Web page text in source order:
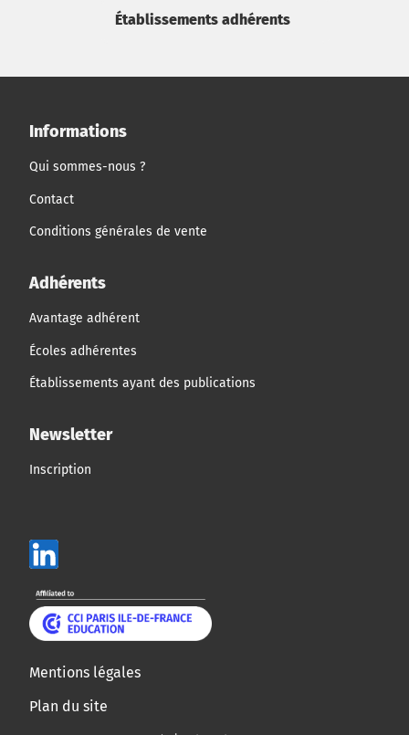
Établissements adhérents
Informations
Qui sommes-nous ?
Contact
Conditions générales de vente
Adhérents
Avantage adhérent
Écoles adhérentes
Établissements ayant des publications
Newsletter
Inscription
Mentions légales
Plan du site